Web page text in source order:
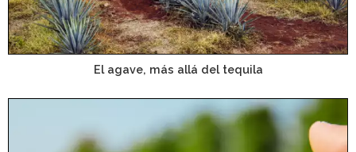
El agave, más allá del tequila